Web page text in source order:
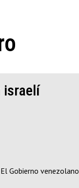
israelí
Gobierno venezolano